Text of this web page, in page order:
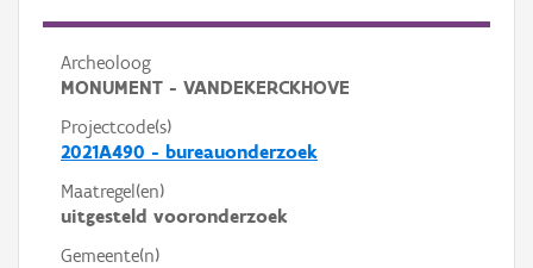
Archeoloog
MONUMENT - VANDEKERCKHOVE
Projectcode(s)
2021A490 - bureauonderzoek
Maatregel(en)
uitgesteld vooronderzoek
Gemeente(n)